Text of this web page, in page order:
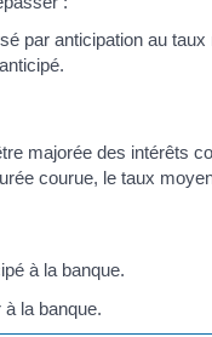
par anticipation au
majorée des intérêts
courue, le taux
à la banque.
la banque.